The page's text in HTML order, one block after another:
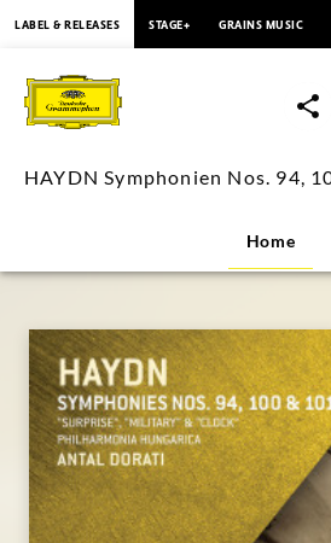
HAYDN
Symphonien
Nos.
100,
101
Dorati
Deutsche
LABEL & RELEASES STAGE+ GRAINS MUSIC
HAYDN Symphonien Nos. 94,
Home